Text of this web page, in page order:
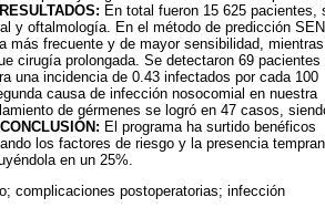
RESULTADOS: En total fueron 15 625 pacientes,
y oftalmología. En el método de predicción
más frecuente y de mayor sensibilidad,
cirugía prolongada. Se detectaron 69 pacientes
una incidencia de 0.43 infectados por cada 100
causa de infección nosocomial en nuestra
de gérmenes se logró en 47 casos,
CONCLUSIÓN: El programa ha surtido benéficos
los factores de riesgo y la presencia
en un 25%.
complicaciones postoperatorias; infección